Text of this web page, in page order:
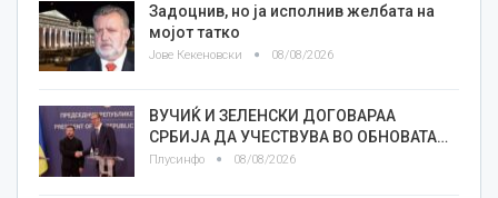
Задоцнив, но ја исполнив желбата на
мојот татко
Јове Кекеновски 08/08/2026
ВУЧИЌ И ЗЕЛЕНСКИ ДОГОВАРАА
СРБИЈА ДА УЧЕСТВУВА ВО ОБНОВАТА…
Плусинфо 08/08/2026